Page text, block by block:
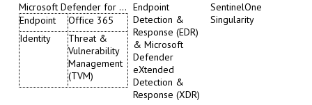
Microsoft Defender for ...
Endpoint
Office 365
Identity
Threat &
Vulnerability
Management
(TVM)
Endpoint
Detection &
Response (EDR)
& Microsoft
Defender
eXtended
Detection &
Response (XDR)
SentinelOne
Singularity